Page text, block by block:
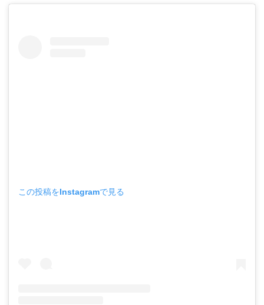
この投稿をInstagramで見る